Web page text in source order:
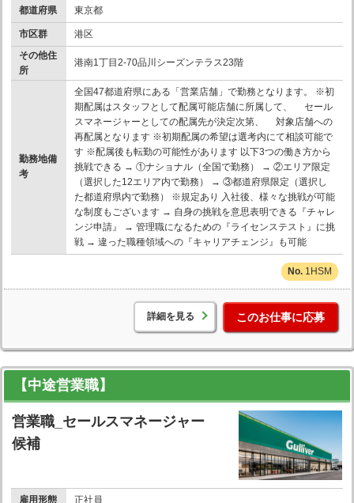
都道府県 東京都
市区群
港区
その他住
所
港南1丁目2-70品川シーズンテラス23階
勤務地備
考
全国47都道府県にある「営業店舗」で勤務となります。 ※初
期配属はスタッフとして配属可能店舗に所属して、 セール
スマネージャーとしての配属先が決定次第、 対象店舗への
再配属となります ※初期配属の希望は選考内にて相談可能で
す ※配属後も転勤の可能性があります 以下3つの働き方から
挑戦できる → ①ナショナル（全国で勤務） → ②エリア限定
（選択した12エリア内で勤務） → ③都道府県限定（選択し
た都道府県内で勤務） ※規定あり 入社後、様々な挑戦が可能
な制度もございます → 自身の挑戦を意思表明できる『チャレ
ンジ申請』 → 管理職になるための『ライセンステスト』に挑
戦 → 違った職種領域への『キャリアチェンジ』も可能
1HSM
詳細を見る このお仕事に応募
【中途営業職】
営業職_セールスマネージャー
候補
雇用形態 正社員